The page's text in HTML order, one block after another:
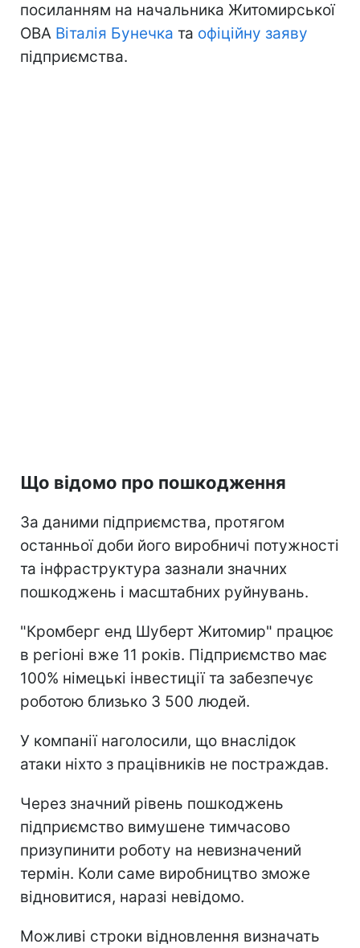
посиланням на начальника Житомирської
ОВА Віталія Бунечка та офіційну заяву
підприємства.
Що відомо про пошкодження
За даними підприємства, протягом
останньої доби його виробничі потужності
та інфраструктура зазнали значних
пошкоджень і масштабних руйнувань.
"Кромберг енд Шуберт Житомир" працює
в регіоні вже 11 років. Підприємство має
100% німецькі інвестиції та забезпечує
роботою близько 3 500 людей.
У компанії наголосили, що внаслідок
атаки ніхто з працівників не постраждав.
Через значний рівень пошкоджень
підприємство вимушене тимчасово
призупинити роботу на невизначений
термін. Коли саме виробництво зможе
відновитися, наразі невідомо.
Можливі строки відновлення визначать